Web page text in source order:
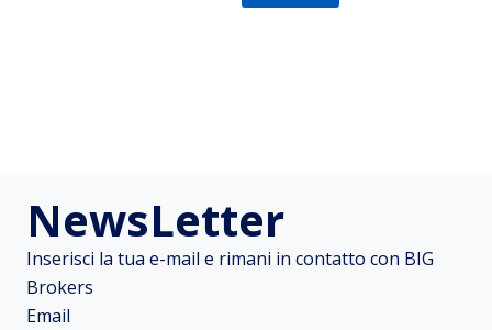
NewsLetter
Inserisci la tua e-mail e rimani in contatto con BIG
Brokers
Email